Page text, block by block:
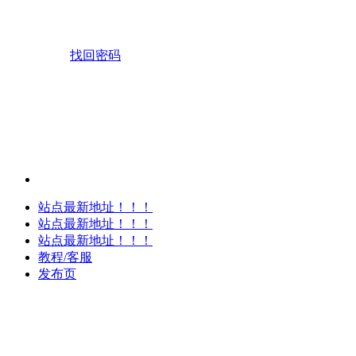
找回密码
站点最新地址！！！
站点最新地址！！！
站点最新地址！！！
教程/客服
发布页